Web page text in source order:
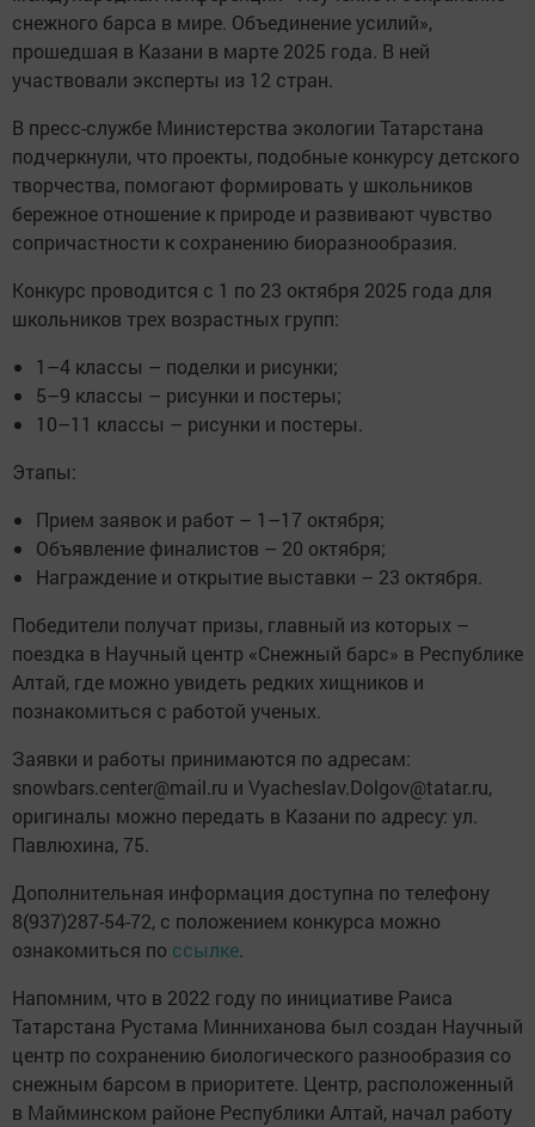
снежного барса в мире. Объединение усилий»,
прошедшая в Казани в марте 2025 года. В ней
участвовали эксперты из 12 стран.
В пресс-службе Министерства экологии Татарстана
подчеркнули, что проекты, подобные конкурсу детского
творчества, помогают формировать у школьников
бережное отношение к природе и развивают чувство
сопричастности к сохранению биоразнообразия.
Конкурс проводится с 1 по 23 октября 2025 года для
школьников трех возрастных групп:
1–4 классы – поделки и рисунки;
5–9 классы – рисунки и постеры;
10–11 классы – рисунки и постеры.
Этапы:
Прием заявок и работ – 1–17 октября;
Объявление финалистов – 20 октября;
Награждение и открытие выставки – 23 октября.
Победители получат призы, главный из которых –
поездка в Научный центр «Снежный барс» в Республике
Алтай, где можно увидеть редких хищников и
познакомиться с работой ученых.
Заявки и работы принимаются по адресам:
snowbars.center@mail.ru и Vyacheslav.Dolgov@tatar.ru,
оригиналы можно передать в Казани по адресу: ул.
Павлюхина, 75.
Дополнительная информация доступна по телефону
8(937)287-54-72, с положением конкурса можно
ознакомиться по ссылке.
Напомним, что в 2022 году по инициативе Раиса
Татарстана Рустама Минниханова был создан Научный
центр по сохранению биологического разнообразия со
снежным барсом в приоритете. Центр, расположенный
в Майминском районе Республики Алтай, начал работу